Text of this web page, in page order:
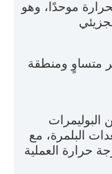
موحدًا، وهو
متساوٍ ومنطقة
البوليمرات
البلمرة، مع
حرارة العملية